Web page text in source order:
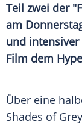
Teil zwei der
am
und
Film dem
Über eine
Shades of Grey